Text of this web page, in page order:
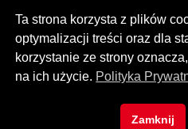
© Uniwersytet Jana
Ta strona korzysta z plików
optymalizacji treści oraz dla
korzystanie ze strony
na ich użycie. Polityka
Zamknij